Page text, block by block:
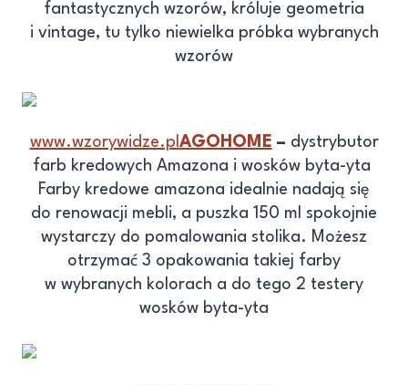
fantastycznych wzorów, króluje geometria
i vintage, tu tylko niewielka próbka wybranych
wzorów
www.wzorywidze.pl AGOHOME – dystrybutor
farb kredowych Amazona i wosków byta-yta
Farby kredowe amazona idealnie nadają się
do renowacji mebli, a puszka 150 ml spokojnie
wystarczy do pomalowania stolika. Możesz
otrzymać 3 opakowania takiej farby
w wybranych kolorach a do tego 2 testery
wosków byta-yta